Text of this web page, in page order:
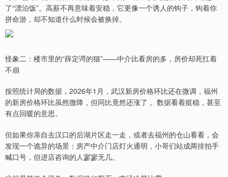
了“漂泊饭”。高薪不再意味着安稳，它更像一个诱人的钩子，钩着你
拼命游，却不知道什么时候会被换掉。
怪象二：楼市里的“薛定谔的猫”——中介比看房的多，房价却死扛着
不崩
按照统计局的数据，2026年1月，武汉新房价格环比还在微调，福州
的新房价格环比虽然微降，但同比竟然还涨了 。数据看着挺稳，甚至
有点回暖的意思。
但如果你亲自去汉口的后湖片区走一走，或者去福州的仓山看看，会
发现一个诡异的场景：房产中介门店灯火通明，小哥们站成两排拍手
喊口号，但进店咨询的人寥寥无几。